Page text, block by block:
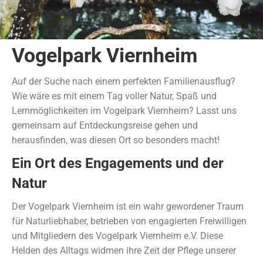
Vogelpark Viernheim
Auf der Suche nach einem perfekten Familienausflug?
Wie wäre es mit einem Tag voller Natur, Spaß und
Lernmöglichkeiten im Vogelpark Viernheim? Lasst uns
gemeinsam auf Entdeckungsreise gehen und
herausfinden, was diesen Ort so besonders macht!
Ein Ort des Engagements und der
Natur
Der Vogelpark Viernheim ist ein wahr gewordener Traum
für Naturliebhaber, betrieben von engagierten Freiwilligen
und Mitgliedern des Vogelpark Viernheim e.V. Diese
Helden des Alltags widmen ihre Zeit der Pflege unserer